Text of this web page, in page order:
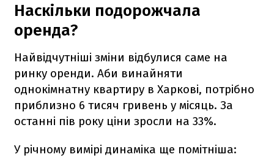
Наскільки подорожчала
оренда?
Найвідчутніші зміни відбулися саме на
ринку оренди. Аби винайняти
однокімнатну квартиру в Харкові, потрібно
приблизно 6 тисяч гривень у місяць. За
останні пів року ціни зросли на 33%.
У річному вимірі динаміка ще помітніша: